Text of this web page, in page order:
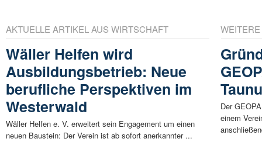
AKTUELLE ARTIKEL AUS WIRTSCHAFT
Wäller Helfen wird
Ausbildungsbetrieb: Neue
berufliche Perspektiven im
Westerwald
Wäller Helfen e. V. erweitert sein Engagement um einen
neuen Baustein: Der Verein ist ab sofort anerkannter ...
Der
einem